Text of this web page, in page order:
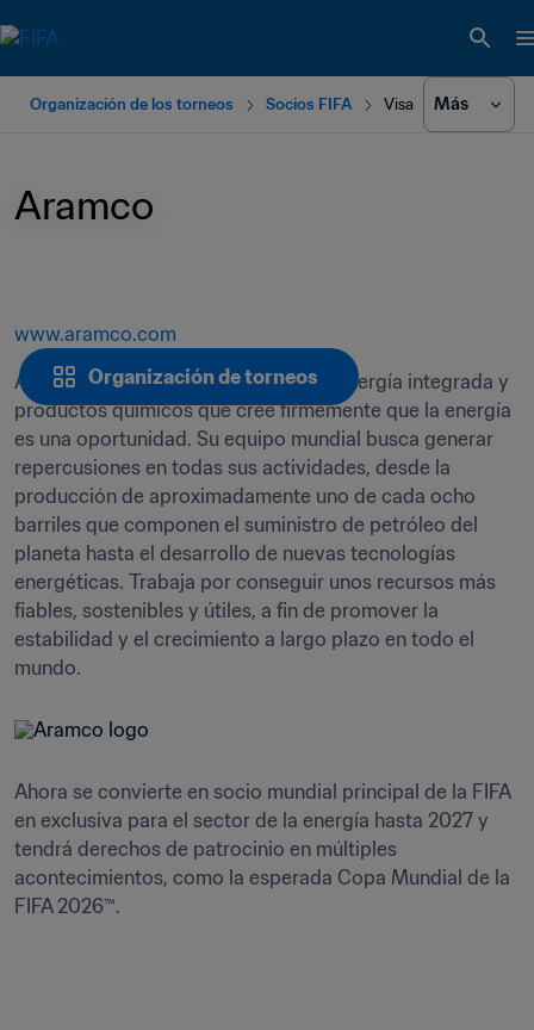
Organización de los torneos Socios FIFA Visa Más
Organización de torneos
Aramco
www.aramco.com
Aramco es una empresa mundial de energía integrada y
productos químicos que cree firmemente que la energía
es una oportunidad. Su equipo mundial busca generar
repercusiones en todas sus actividades, desde la
producción de aproximadamente uno de cada ocho
barriles que componen el suministro de petróleo del
planeta hasta el desarrollo de nuevas tecnologías
energéticas. Trabaja por conseguir unos recursos más
fiables, sostenibles y útiles, a fin de promover la
estabilidad y el crecimiento a largo plazo en todo el
mundo.
Ahora se convierte en socio mundial principal de la FIFA
en exclusiva para el sector de la energía hasta 2027 y
tendrá derechos de patrocinio en múltiples
acontecimientos, como la esperada Copa Mundial de la
FIFA 2026™.